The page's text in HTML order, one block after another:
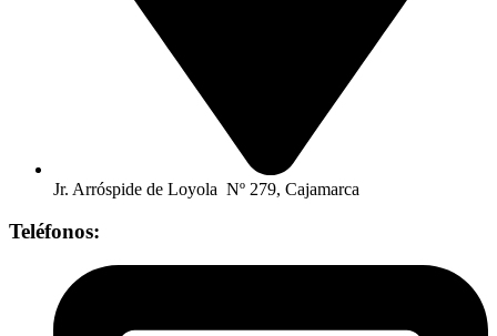
Jr. Arróspide de Loyola Nº 279, Cajamarca
Teléfonos: